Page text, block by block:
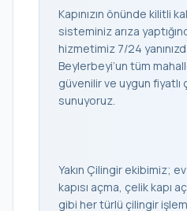
Kapınızın önünde kilitli
sisteminiz arıza
hizmetimiz 7/24
Beylerbeyi’un tüm
güvenilir ve uygun fiyatlı
sunuyoruz.
Yakın Çilingir ekibimiz;
kapısı açma, çelik kapı
gibi her türlü çilingir